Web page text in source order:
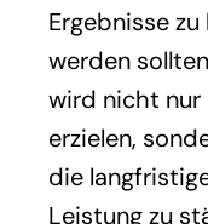
Ergebnisse
werden
wird nicht nur
erzielen,
die
Leistung zu